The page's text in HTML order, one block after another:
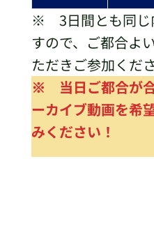
※ 3日間とも同じ
すので、ご都合よ
ただきご参加くだ
※ 当日ご都合が
ーカイブ動画を希
みください！